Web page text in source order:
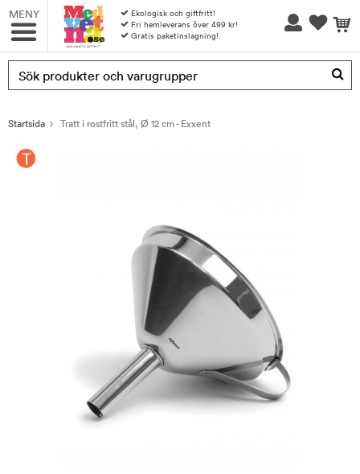
MENY
Ekologisk och giftfritt!
Fri hemleverans över 499 kr!
Gratis paketinslagning!
Produkten har blivit tillagd i varukorgen
Startsida Tratt i rostfritt stål, Ø 12 cm - Exxent